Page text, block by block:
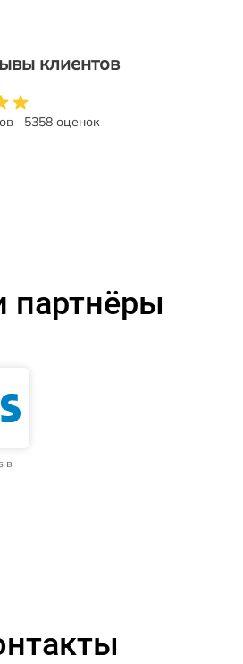
клиентов
5358 оценок
партнёры
в